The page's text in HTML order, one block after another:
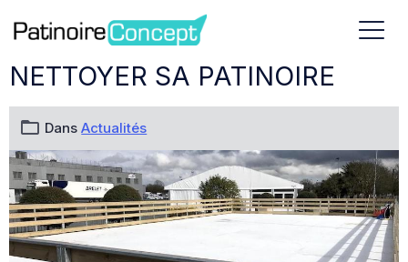
NETTOYER SA PATINOIRE
DansActualités